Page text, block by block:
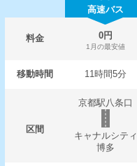
高速バス
料金 0円
1月の最安値
移動時間 11時間5分
区間
京都駅八条口
キャナルシティ
博多